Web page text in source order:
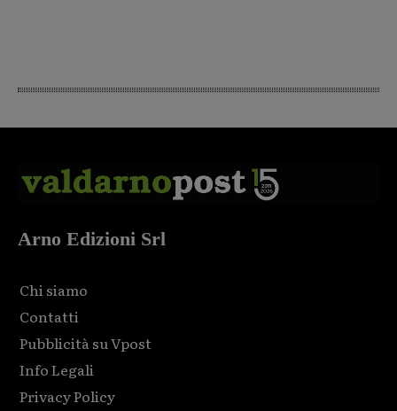
Arno Edizioni Srl
Chi siamo
Contatti
Pubblicità su Vpost
Info Legali
Privacy Policy